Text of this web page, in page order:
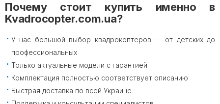
Почему стоит купить именно в
Kvadrocopter.com.ua?
У нас большой выбор квадрокоптеров — от детских до
профессиональных
Только актуальные модели с гарантией
Комплектация полностью соответствует описанию
Быстрая доставка по всей Украине